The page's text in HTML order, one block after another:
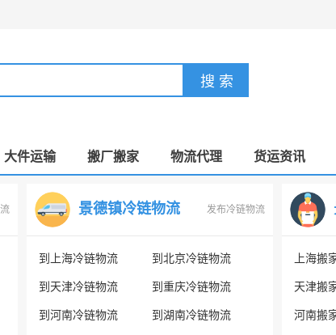
大件运输 搬厂搬家 物流代理 货运资讯
景德镇冷链物流 发布冷链物流
到上海冷链物流 到北京冷链物流
到天津冷链物流 到重庆冷链物流
到河南冷链物流 到湖南冷链物流
上海搬
天津搬
河南搬